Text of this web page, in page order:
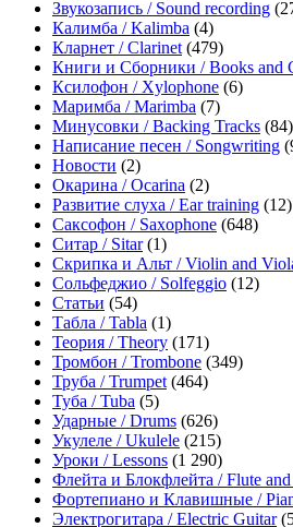
Звукозапись / Sound recording
Калимба / Kalimba (4)
Кларнет / Clarinet (479)
Книги и Сборники / Books and
Ксилофон / Xylophone (6)
Маримба / Marimba (7)
Минусовки / Backing Tracks (84)
Написание песен / Songwriting
Новости (2)
Окарина / Ocarina (2)
Развитие слуха / Ear training (12)
Саксофон / Saxophone (648)
Ситар / Sitar(1)
Скрипка и Альт / Violin and
Сольфеджио / Solfeggio (12)
Статьи (54)
Табла / Tabla (1)
Теория / Theory (171)
Тромбон / Trombone (349)
Труба / Trumpet (464)
Туба / Tuba (5)
Ударные / Drums (626)
Укулеле / Ukulele (215)
Уроки / Lessons (1 290)
Флейта и Блокфлейта / Flute
Фортепиано и Клавишные /
Электрогитара / Electric Guitar